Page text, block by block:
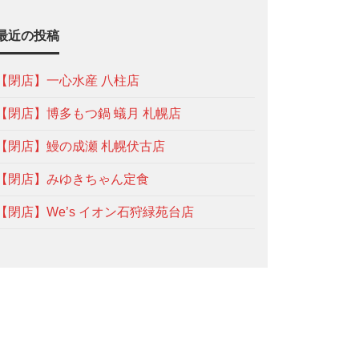
近の投稿
閉店】一心水産 八柱店
閉店】博多もつ鍋 蟻月 札幌店
閉店】鰻の成瀬 札幌伏古店
閉店】みゆきちゃん定食
閉店】We’s イオン石狩緑苑台店